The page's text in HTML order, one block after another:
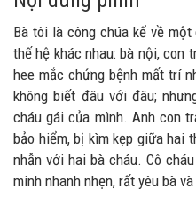
Bà tôi là công chúa kể về
thế hệ khác nhau: bà nội, con
hee mắc chứng bệnh mất trí
không biết đâu với đâu;
cháu gái của mình. Anh con
bảo hiểm, bị kìm kẹp giữa hai
nhẫn với hai bà cháu. Cô
minh nhanh nhẹn, rất yêu bà